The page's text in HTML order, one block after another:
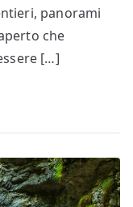
panorami
che
[…]